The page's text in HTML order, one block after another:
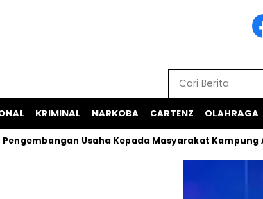
KRIMINAL NARKOBA CARTENZ OLAHRAGA
Usaha Kepada Masyarakat Kampung Asuwetsy